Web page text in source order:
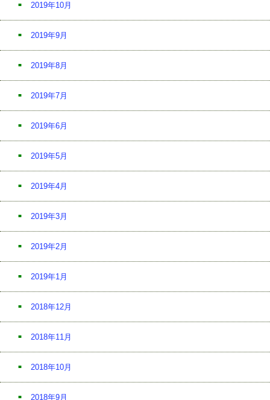
2019年10月
2019年9月
2019年8月
2019年7月
2019年6月
2019年5月
2019年4月
2019年3月
2019年2月
2019年1月
2018年12月
2018年11月
2018年10月
2018年9月